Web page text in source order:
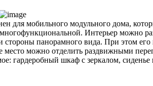
для мобильного модульного дома,
Интерьер можно
стороны панорамного вида. При этом
место можно отделить раздвижными
гардеробный шкаф с зеркалом,